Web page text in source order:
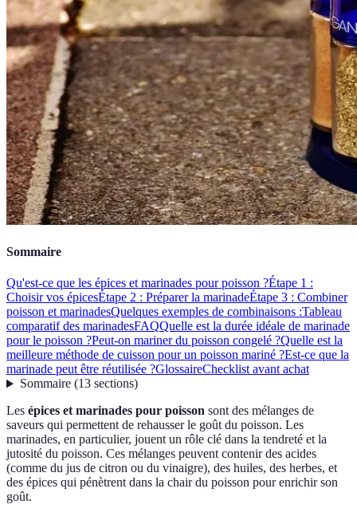
Sommaire
Qu'est-ce que les épices et marinades pour poisson ?Étape 1 :
Choisir vos épicesÉtape 2 : Préparer la marinadeÉtape 3 : Combiner
poisson et marinadesQuelques exemples de combinaisons :Tableau
comparatif des marinadesFAQQuelle est la durée idéale de marinade
pour le poisson ?Peut-on mariner du poisson congelé ?Quelle est la
meilleure méthode de cuisson pour un poisson mariné ?Est-ce que la
marinade peut être réutilisée ?GlossaireChecklist avant achat
Sommaire(13 sections)
Les épices et marinades pour poisson sont des mélanges de
saveurs qui permettent de rehausser le goût du poisson. Les
marinades, en particulier, jouent un rôle clé dans la tendreté et la
jutosité du poisson. Ces mélanges peuvent contenir des acides
(comme du jus de citron ou du vinaigre), des huiles, des herbes, et
des épices qui pénètrent dans la chair du poisson pour enrichir son
goût.